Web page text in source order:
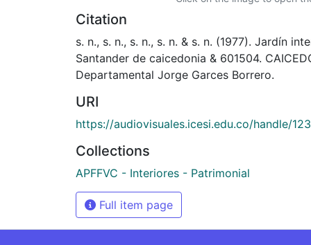
Citation
s. n., s. n., s. n., s. n. & s. n. (1977). Jardín
Santander de caicedonia & 601504.
Departamental Jorge Garces Borrero.
URI
https://audiovisuales.icesi.edu.co/handle/
Collections
APFFVC - Interiores - Patrimonial
Full item page